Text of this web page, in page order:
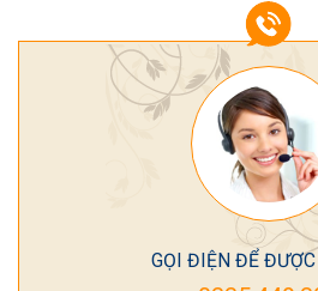
GỌI ĐIỆN ĐỂ ĐƯỢC